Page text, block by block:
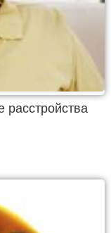
расстройства